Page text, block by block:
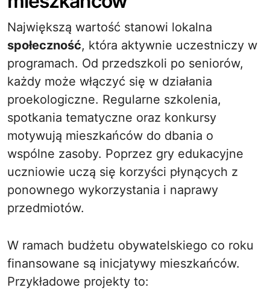
Największą wartość stanowi lokalna
społeczność, która aktywnie uczestniczy w
programach. Od przedszkoli po seniorów,
każdy może włączyć się w działania
proekologiczne. Regularne szkolenia,
spotkania tematyczne oraz konkursy
motywują mieszkańców do dbania o
wspólne zasoby. Poprzez gry edukacyjne
uczniowie uczą się korzyści płynących z
ponownego wykorzystania i naprawy
przedmiotów.
W ramach budżetu obywatelskiego co roku
finansowane są inicjatywy mieszkańców.
Przykładowe projekty to: